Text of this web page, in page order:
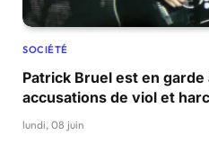
SOCIÉTÉ
Patrick Bruel est en
accusations de viol et
lundi, 08 juin